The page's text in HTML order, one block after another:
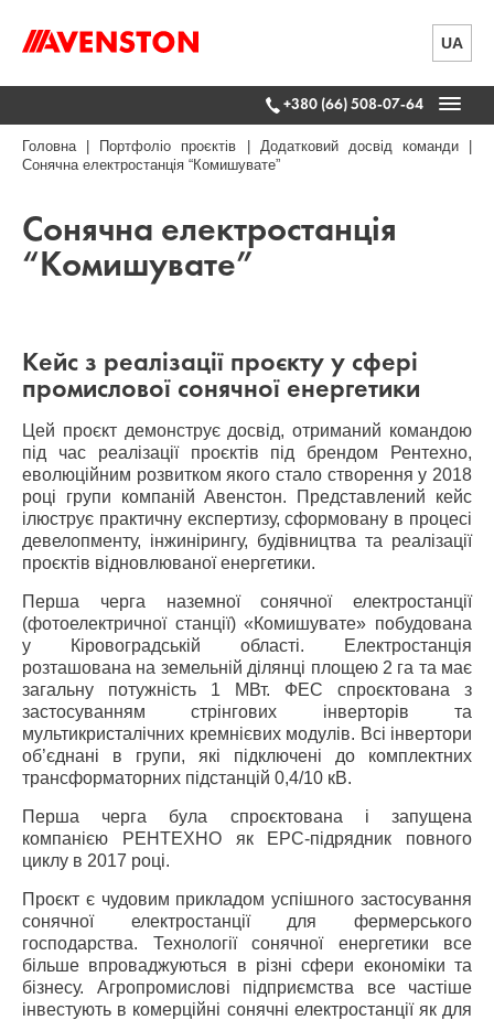
UA
+380 (66) 508-07-64
Головна| Портфоліо проєктів Додатковий досвід команди|
Сонячна електростанція “Комишувате”
Сонячна електростанція
“Комишувате”
Кейс з реалізації проєкту у сфері
промислової сонячної енергетики
Цей проєкт демонструє досвід, отриманий командою
під час реалізації проєктів під брендом Рентехно,
еволюційним розвитком якого стало створення у 2018
році групи компаній Авенстон. Представлений кейс
ілюструє практичну експертизу, сформовану в процесі
девелопменту, інжинірингу, будівництва та реалізації
проєктів відновлюваної енергетики.
Перша черга наземної сонячної електростанції
(фотоелектричної станції) «Комишувате» побудована
у Кіровоградській області. Електростанція
розташована на земельній ділянці площею 2 га та має
загальну потужність 1 МВт. ФЕС спроєктована з
застосуванням стрінгових інверторів та
мультикристалічних кремнієвих модулів. Всі інвертори
об’єднані в групи, які підключені до комплектних
трансформаторних підстанцій 0,4/10 кВ.
Перша черга була спроєктована і запущена
компанією РЕНТЕХНО як EPC-підрядник повного
циклу в 2017 році.
Проєкт є чудовим прикладом успішного застосування
сонячної електростанції для фермерського
господарства. Технології сонячної енергетики все
більше впроваджуються в різні сфери економіки та
бізнесу. Агропромислові підприємства все частіше
інвестують в комерційні сонячні електростанції як для